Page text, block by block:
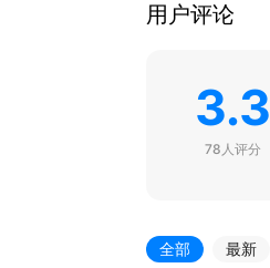
用户评论
3.3
78人评分
全部 最新